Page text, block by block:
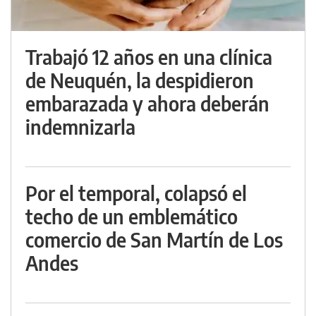
Trabajó 12 años en una clínica
de Neuquén, la despidieron
embarazada y ahora deberán
indemnizarla
Por el temporal, colapsó el
techo de un emblemático
comercio de San Martín de Los
Andes